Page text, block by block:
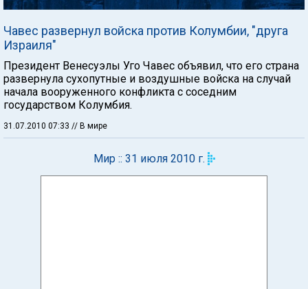
Чавес развернул войска против Колумбии, "друга
Израиля"
Президент Венесуэлы Уго Чавес объявил, что его страна
развернула сухопутные и воздушные войска на случай
начала вооруженного конфликта с соседним
государством Колумбия.
31.07.2010 07:33 // В мире
Мир :: 31 июля 2010 г.